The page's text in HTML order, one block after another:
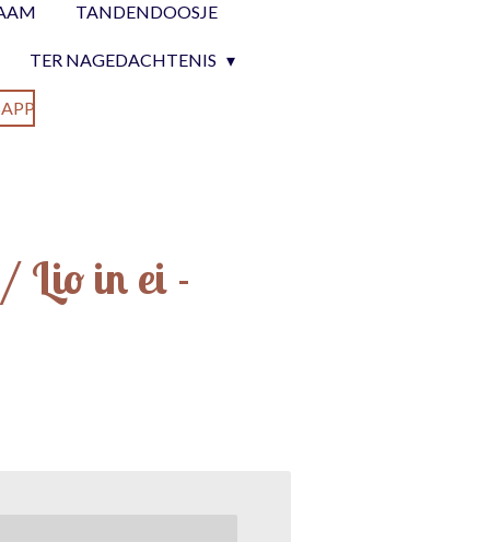
TANDENDOOSJE
TER NAGEDACHTENIS
Lio in ei -